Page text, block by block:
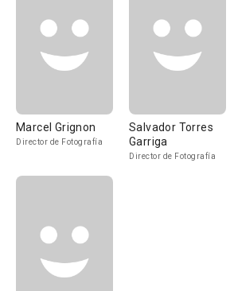
Marcel Grignon
Director de Fotografía
Salvador Torres
Garriga
Director de Fotografía